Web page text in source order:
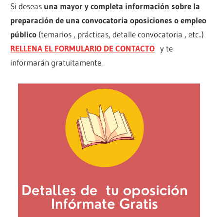
Si deseas una mayor y completa información sobre la
preparación de una convocatoria oposiciones o empleo
público (temarios , prácticas, detalle convocatoria , etc..)
RELLENA EL FORMULARIO DE CONTACTO y te
informarán gratuitamente.